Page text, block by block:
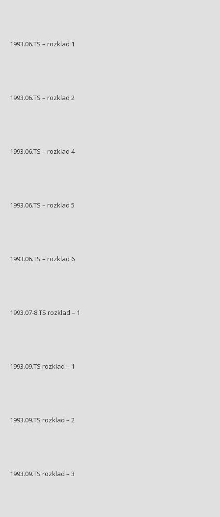
1993.06.TS – rozklad 1
1993.06.TS – rozklad 2
1993.06.TS – rozklad 4
1993.06.TS – rozklad 5
1993.06.TS – rozklad 6
1993.07-8.TS rozklad – 1
1993.09.TS rozklad – 1
1993.09.TS rozklad – 2
1993.09.TS rozklad – 3